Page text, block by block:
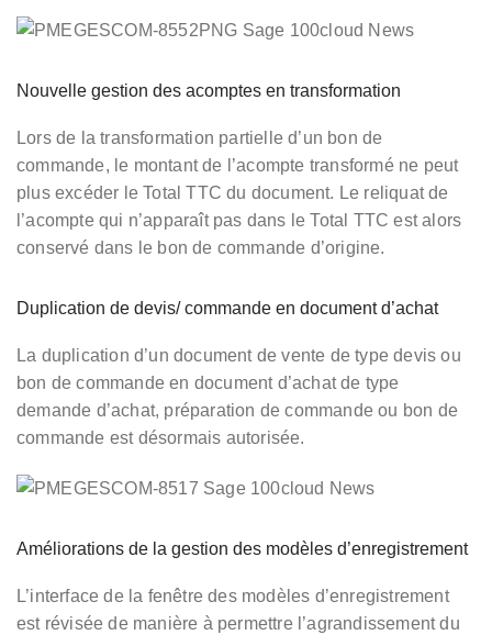
Nouvelle gestion des acomptes en transformation
Lors de la transformation partielle d’un bon de
commande, le montant de l’acompte transformé ne peut
plus excéder le Total TTC du document. Le reliquat de
l’acompte qui n’apparaît pas dans le Total TTC est alors
conservé dans le bon de commande d’origine.
Duplication de devis/ commande en document d’achat
La duplication d’un document de vente de type devis ou
bon de commande en document d’achat de type
demande d’achat, préparation de commande ou bon de
commande est désormais autorisée.
Améliorations de la gestion des modèles d’enregistrement
L’interface de la fenêtre des modèles d’enregistrement
est révisée de manière à permettre l’agrandissement du